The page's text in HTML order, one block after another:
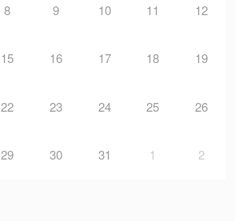
8 9 10 11 12
15 16 17 18 19
22 23 24 25 26
29 30 31 1 2